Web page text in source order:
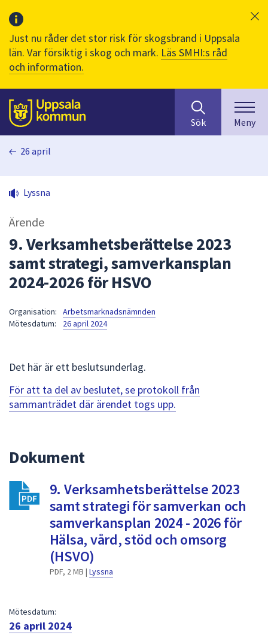
Just nu råder det stor risk för skogsbrand i Uppsala
län. Var försiktig i skog och mark. Läs SMHI:s råd
och information.
Till sidans
huvudinnehåll
efter
innehåll
på
sökfältet
kommer
sökförslag
att
navigera
mellan
att
välja
något
av
dem.
Sök Meny
26 april
Lyssna
Ärende
9. Verksamhetsberättelse 2023
samt strategi, samverkansplan
2024-2026 för HSVO
Organisation:
Arbetsmarknadsnämnden
Mötesdatum:
26 april 2024
Det här är ett beslutsunderlag.
För att ta del av beslutet, se protokoll från
sammanträdet där ärendet togs upp.
Dokument
9. Verksamhetsberättelse 2023
samt strategi för samverkan och
samverkansplan 2024 - 2026 för
Hälsa, vård, stöd och omsorg
(HSVO)
PDF, 2 MB | Lyssna
Mötesdatum:
26 april 2024